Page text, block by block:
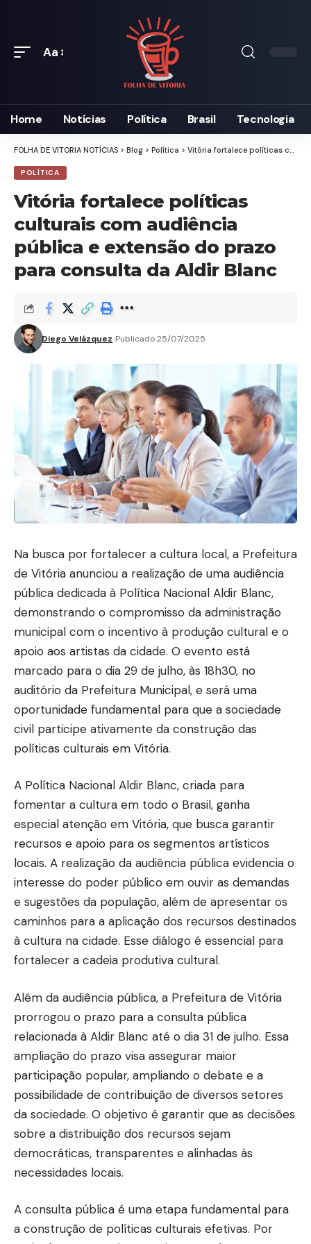
Font
Aa
Home Notícias Política Brasil Tecnologia
FOLHA DE VITORIA NOTÍCIAS > Blog > Política > Vitória fortalece políticas culturais com audiência pública e extensão do prazo para consulta da Aldir Blanc
POLÍTICA
Vitória fortalece políticas
culturais com audiência
pública e extensão do prazo
para consulta da Aldir Blanc
Diego Velázquez Publicado 25/07/2025
Na busca por fortalecer a cultura local, a Prefeitura
de Vitória anunciou a realização de uma audiência
pública dedicada à Política Nacional Aldir Blanc,
demonstrando o compromisso da administração
municipal com o incentivo à produção cultural e o
apoio aos artistas da cidade. O evento está
marcado para o dia 29 de julho, às 18h30, no
auditório da Prefeitura Municipal, e será uma
oportunidade fundamental para que a sociedade
civil participe ativamente da construção das
políticas culturais em Vitória.
A Política Nacional Aldir Blanc, criada para
fomentar a cultura em todo o Brasil, ganha
especial atenção em Vitória, que busca garantir
recursos e apoio para os segmentos artísticos
locais. A realização da audiência pública evidencia o
interesse do poder público em ouvir as demandas
e sugestões da população, além de apresentar os
caminhos para a aplicação dos recursos destinados
à cultura na cidade. Esse diálogo é essencial para
fortalecer a cadeia produtiva cultural.
Além da audiência pública, a Prefeitura de Vitória
prorrogou o prazo para a consulta pública
relacionada à Aldir Blanc até o dia 31 de julho. Essa
ampliação do prazo visa assegurar maior
participação popular, ampliando o debate e a
possibilidade de contribuição de diversos setores
da sociedade. O objetivo é garantir que as decisões
sobre a distribuição dos recursos sejam
democráticas, transparentes e alinhadas às
necessidades locais.
A consulta pública é uma etapa fundamental para
a construção de políticas culturais efetivas. Por